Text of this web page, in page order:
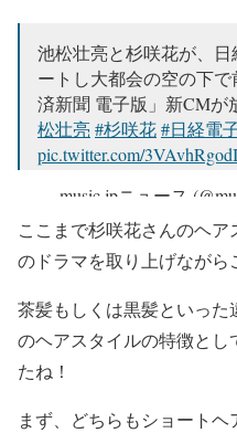
池松壮亮と杉咲花が、
ートし大都会の空の下
済新聞 電子版」新CMが
松壮亮#杉咲花#日経電
pic.twitter.com/3VAvhRgodI
— music.jpニュース
2022
ここまで杉咲花さんのヘ
のドラマを取り上げながら
茶髪もしくは黒髪といっ
のヘアスタイルの特徴と
たね！
まず、どちらもショートヘ